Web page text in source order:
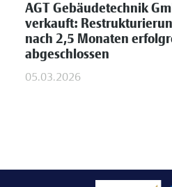
AGT Gebäudetechnik
verkauft:
nach 2,5 Monaten
abgeschlossen
05.03.2026